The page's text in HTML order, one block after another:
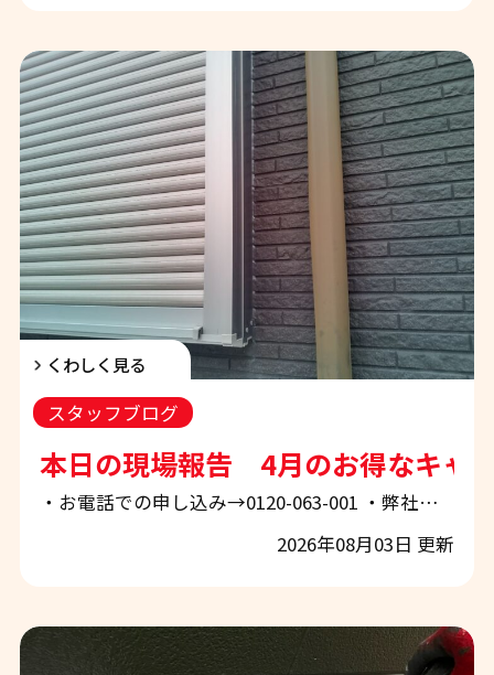
くわしく見る
本日の現場報告 4月のお得なキャ
・お電話での申し込み→0120-063-001 ・弊社ホームページから申し込み→「お問合せ・お見積もり」 ぜひお気軽にご相談下さい！ 【4月18日～5月8日限定】外壁塗装・屋根塗装のお得なキャンペーン開催中！シーリング工事の重要性も詳しく解説｜和歌山市のエースペイント 和歌山市・紀の川市・岩出市・海南市周辺で、外壁塗装・屋根塗装をご検討中の皆様、こんにちは。 地域密着の外壁塗装・屋根塗装専門店 「エースペイント」です。 いつもスタッフブログをご覧いただき、誠にありがとうございます。 本日は、4月18日（月）から5月8日（日）まで開催中の「春の外壁塗装キャンペーン」のご案内と、現
2026年08月03日 更新
スタッフブログ